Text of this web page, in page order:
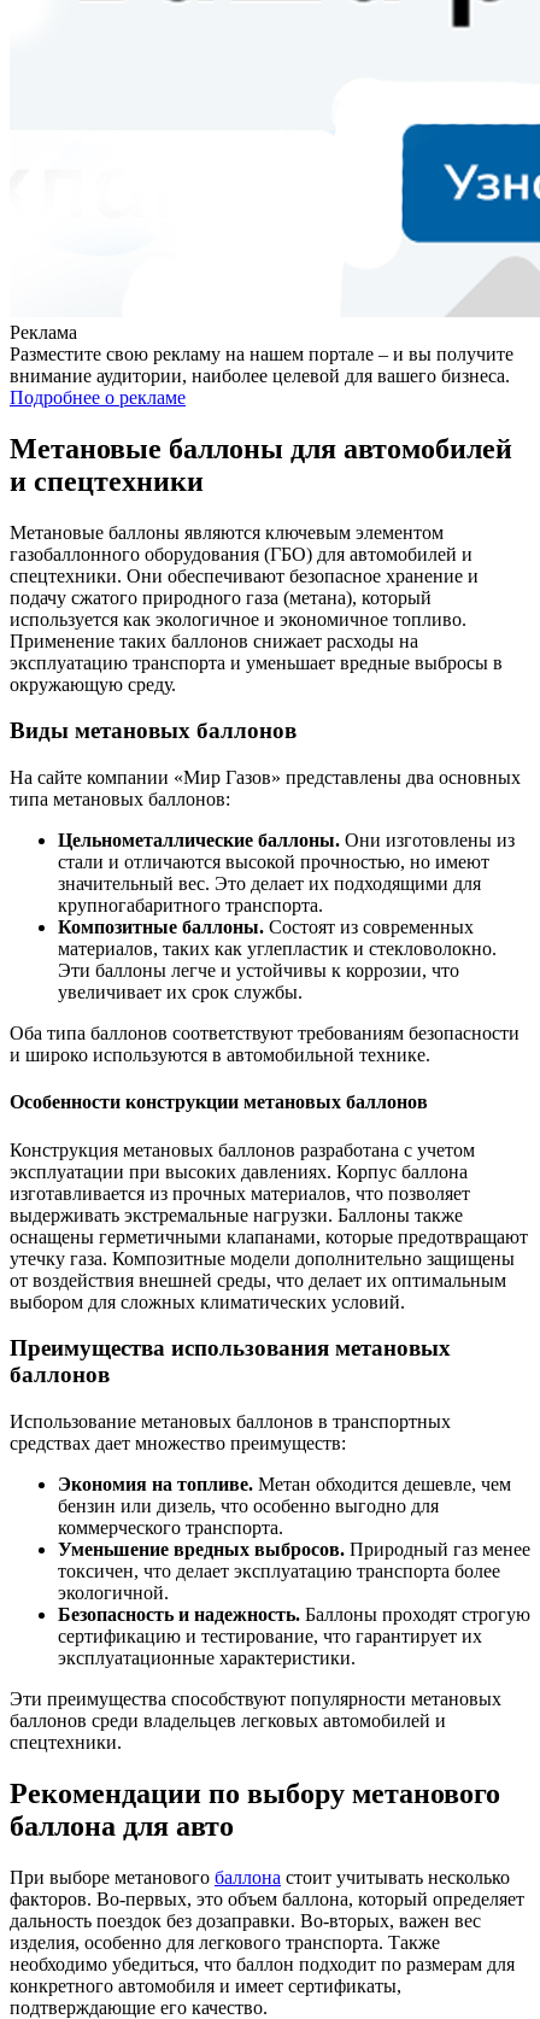
Реклама
Разместите свою рекламу на нашем портале – и вы получите
внимание аудитории, наиболее целевой для вашего бизнеса.
Подробнее о рекламе
Метановые баллоны для автомобилей
и спецтехники
Метановые баллоны являются ключевым элементом
газобаллонного оборудования (ГБО) для автомобилей и
спецтехники. Они обеспечивают безопасное хранение и
подачу сжатого природного газа (метана), который
используется как экологичное и экономичное топливо.
Применение таких баллонов снижает расходы на
эксплуатацию транспорта и уменьшает вредные выбросы в
окружающую среду.
Виды метановых баллонов
На сайте компании «Мир Газов» представлены два основных
типа метановых баллонов:
Цельнометаллические баллоны. Они изготовлены из
стали и отличаются высокой прочностью, но имеют
значительный вес. Это делает их подходящими для
крупногабаритного транспорта.
Композитные баллоны. Состоят из современных
материалов, таких как углепластик и стекловолокно.
Эти баллоны легче и устойчивы к коррозии, что
увеличивает их срок службы.
Оба типа баллонов соответствуют требованиям безопасности
и широко используются в автомобильной технике.
Особенности конструкции метановых баллонов
Конструкция метановых баллонов разработана с учетом
эксплуатации при высоких давлениях. Корпус баллона
изготавливается из прочных материалов, что позволяет
выдерживать экстремальные нагрузки. Баллоны также
оснащены герметичными клапанами, которые предотвращают
утечку газа. Композитные модели дополнительно защищены
от воздействия внешней среды, что делает их оптимальным
выбором для сложных климатических условий.
Преимущества использования метановых
баллонов
Использование метановых баллонов в транспортных
средствах дает множество преимуществ:
Экономия на топливе. Метан обходится дешевле, чем
бензин или дизель, что особенно выгодно для
коммерческого транспорта.
Уменьшение вредных выбросов. Природный газ менее
токсичен, что делает эксплуатацию транспорта более
экологичной.
Безопасность и надежность. Баллоны проходят строгую
сертификацию и тестирование, что гарантирует их
эксплуатационные характеристики.
Эти преимущества способствуют популярности метановых
баллонов среди владельцев легковых автомобилей и
спецтехники.
Рекомендации по выбору метанового
баллона для авто
При выборе метанового баллона стоит учитывать несколько
факторов. Во-первых, это объем баллона, который определяет
дальность поездок без дозаправки. Во-вторых, важен вес
изделия, особенно для легкового транспорта. Также
необходимо убедиться, что баллон подходит по размерам для
конкретного автомобиля и имеет сертификаты,
подтверждающие его качество.